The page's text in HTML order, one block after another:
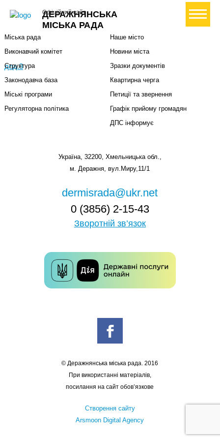
ДЕРАЖНЯНСЬКА
МІСЬКА РАДА
Офіційний сайт+ Створити петицію
дод.3
Міський голова
Міська рада
Виконавчий комітет
Структура
Законодавча база
Міські програми
Регуляторна політика
Наше місто
Новини міста
Зразки документів
Квартирна черга
Петиції та звернення
Графік прийому громадян
ДПС інформує
Україна, 32200, Хмельницька обл.,
м. Деражня, вул.Миру,11/1
dermisrada@ukr.net
0 (3856) 2-15-43
Зворотній зв’язок
© Деражнянська міська рада. 2016
При використанні матеріалів,
посилання на сайт обов’язкове
Створення сайту
Arsmoon Digital Agency